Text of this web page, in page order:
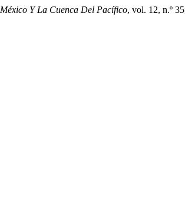
México Y La Cuenca Del Pacífico, vol. 12, n.º